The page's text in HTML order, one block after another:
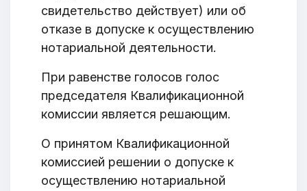
свидетельство действует) или об
отказе в допуске к осуществлению
нотариальной деятельности.
При равенстве голосов голос
председателя Квалификационной
комиссии является решающим.
О принятом Квалификационной
комиссией решении о допуске к
осуществлению нотариальной